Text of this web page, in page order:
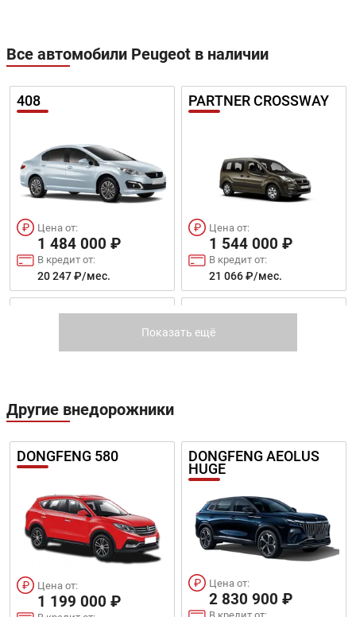
Все автомобили Peugeot в наличии
408
Цена от:
1 484 000 ₽
В кредит от:
20 247 ₽/мес.
PARTNER CROSSWAY
Цена от:
1 544 000 ₽
В кредит от:
21 066 ₽/мес.
2 039 000 ₽
27 820 ₽/мес.
2008
Цена от:
2 069 000 ₽
В кредит от:
4008 TRAVELLER
Показать ещё
Другие внедорожники
DONGFENG 580
Цена от:
1 199 000 ₽
DONGFENG AEOLUS
HUGE
Цена от:
2 830 900 ₽